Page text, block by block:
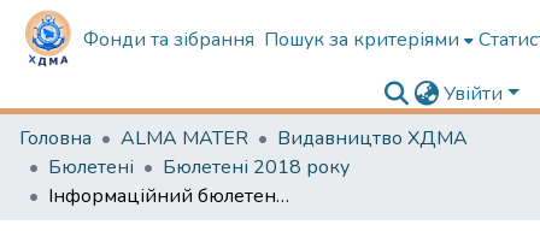
Фонди та зібрання Пошук за критеріями
Увійти
Головна
ALMA MATER
Видавництво ХДМА
Бюлетені
Бюлетені 2018 року
Інформаційний бюлетень № 978 У Херсонській державній морській академії відбулося урочисте вручення дипломів молодшого спеціаліста